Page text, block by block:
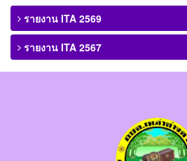
รายงาน ITA 2569
รายงาน ITA 2567